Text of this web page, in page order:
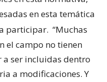
en esta temática
participar. “Muchas
el campo no tienen
a ser incluidas dentro
a modificaciones. Y